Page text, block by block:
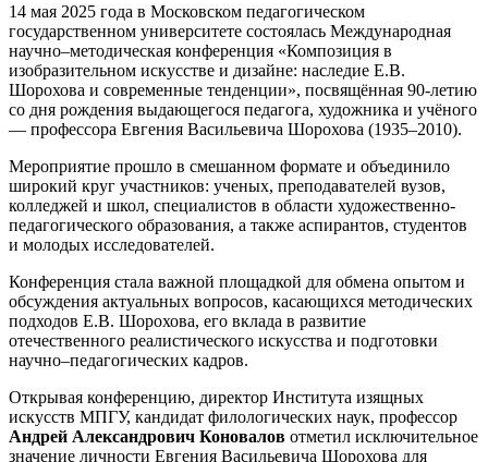
14 мая 2025 года в Московском педагогическом
государственном университете состоялась Международная
научно–методическая конференция «Композиция в
изобразительном искусстве и дизайне: наследие Е.В.
Шорохова и современные тенденции», посвящённая 90-летию
со дня рождения выдающегося педагога, художника и учёного
— профессора Евгения Васильевича Шорохова (1935–2010).
Мероприятие прошло в смешанном формате и объединило
широкий круг участников: ученых, преподавателей вузов,
колледжей и школ, специалистов в области художественно-
педагогического образования, а также аспирантов, студентов
и молодых исследователей.
Конференция стала важной площадкой для обмена опытом и
обсуждения актуальных вопросов, касающихся методических
подходов Е.В. Шорохова, его вклада в развитие
отечественного реалистического искусства и подготовки
научно–педагогических кадров.
Открывая конференцию, директор Института изящных
искусств МПГУ, кандидат филологических наук, профессор
Андрей Александрович Коновалов отметил исключительное
значение личности Евгения Васильевича Шорохова для